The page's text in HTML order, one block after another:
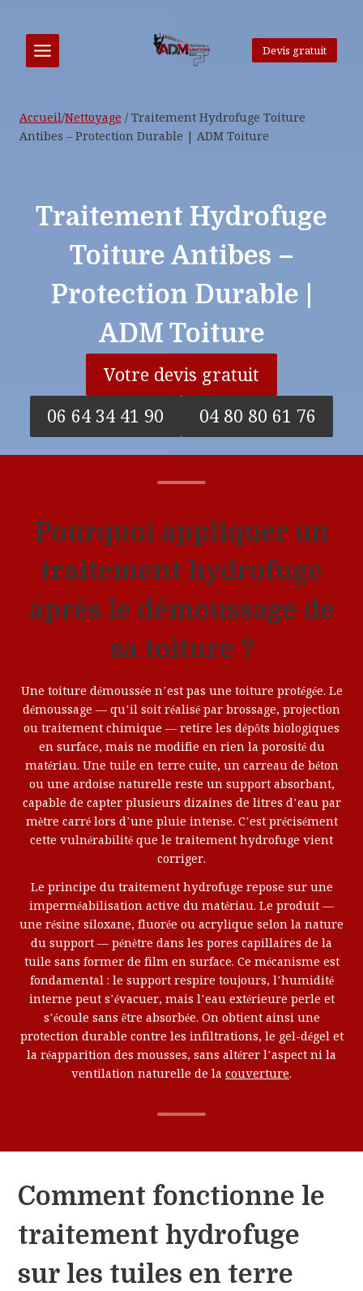
contenu
Devis gratuit
Accueil/Nettoyage / Traitement Hydrofuge Toiture
Antibes – Protection Durable | ADM Toiture
Traitement Hydrofuge
Toiture Antibes –
Protection Durable |
ADM Toiture
Votre devis gratuit
06 64 34 41 90
04 80 80 61 76
Pourquoi appliquer un
traitement hydrofuge
après le démoussage de
sa toiture ?
Une toiture démoussée n’est pas une toiture protégée. Le
démoussage — qu’il soit réalisé par brossage, projection
ou traitement chimique — retire les dépôts biologiques
en surface, mais ne modifie en rien la porosité du
matériau. Une tuile en terre cuite, un carreau de béton
ou une ardoise naturelle reste un support absorbant,
capable de capter plusieurs dizaines de litres d’eau par
mètre carré lors d’une pluie intense. C’est précisément
cette vulnérabilité que le traitement hydrofuge vient
corriger.
Le principe du traitement hydrofuge repose sur une
imperméabilisation active du matériau. Le produit —
une résine siloxane, fluorée ou acrylique selon la nature
du support — pénètre dans les pores capillaires de la
tuile sans former de film en surface. Ce mécanisme est
fondamental : le support respire toujours, l’humidité
interne peut s’évacuer, mais l’eau extérieure perle et
s’écoule sans être absorbée. On obtient ainsi une
protection durable contre les infiltrations, le gel-dégel et
la réapparition des mousses, sans altérer l’aspect ni la
ventilation naturelle de la couverture.
Comment fonctionne le
traitement hydrofuge
sur les tuiles en terre